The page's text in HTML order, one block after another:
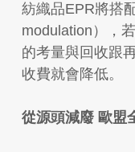
紡織品EPR將搭
modulation），
的考量與回收跟
收費就會降低。
從源頭減廢 歐盟